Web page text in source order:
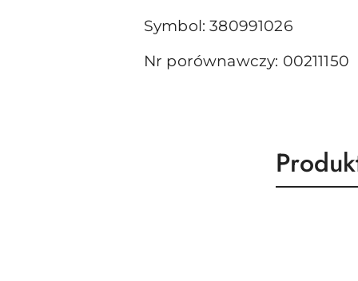
Symbol: 380991026
Nr porównawczy: 00211150
o